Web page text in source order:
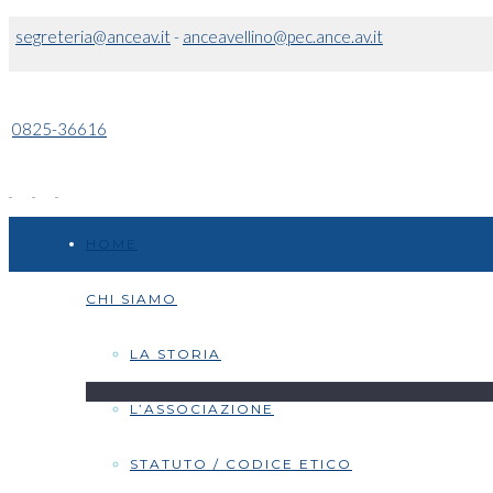
segreteria@anceav.it- anceavellino@pec.ance.av.it
0825-36616
CHI SIAMO
LA STORIA
L’ASSOCIAZIONE
STATUTO / CODICE ETICO